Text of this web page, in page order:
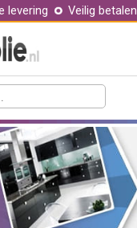
levering Veilig betalen